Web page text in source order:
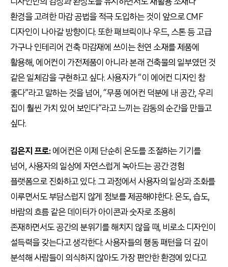
환경을 고려한 마감 공법을 적극 도입하는 것이 앞으로 CMF
디자인이 나아갈 방향이다. 또한 패브릭이나 우드, 스톤 등 고급
가구나 인테리어 건축 마감재에 쓰이는 천연 소재를 제품에
활용해, 에어컨이 가전제품이 아니라 본래 건축물의 일부였던 것
같은 일체감을 구현하고 싶다. 사용자가 “이 에어컨 디자인 참
좋다”라고 말하는 것을 넘어, “무풍 에어컨 덕분에 내 공간, 우리
집이 훨씬 가치 있어 보인다”라고 느끼는 감동의 순간을 만들고
싶다.
김은지 프로:에어컨은 이제 단순히 온도를 조절하는 기기를
넘어, 사용자의 일상에 자연스럽게 녹아드는 공간 경험
플랫폼으로 진화하고 있다. 그 과정에서 사용자의 일상과 조화를
이루면서도 부담스럽지 않게 정보를 제공해야한다. 온도, 습도,
바람의 흐름 같은 데이터가 아이콘과 숫자로 조용히
존재하면서도 공간의 분위기를 해치지 않을 때, 비로소 디자인이
설득력을 갖는다고 생각한다. 사용자들의 행동 패턴을 더 깊이
분석해 사람들이 의식하지 않아도 가장 편안한 환경에 있다고